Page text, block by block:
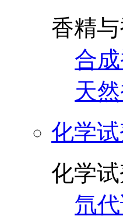
香精
合
天
化学试
化学试
氘